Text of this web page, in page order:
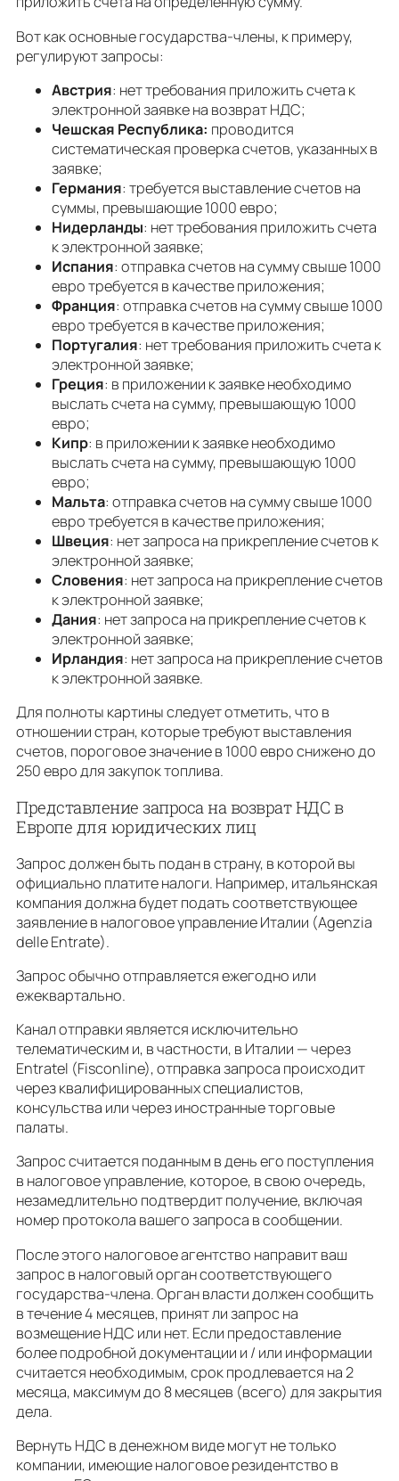
Вот как основные государства-члены, к примеру,
регулируют запросы:
Австрия: нет требования приложить счета к
электронной заявке на возврат НДС;
Чешская Республика: проводится
систематическая проверка счетов, указанных в
заявке;
Германия: требуется выставление счетов на
суммы, превышающие 1000 евро;
Нидерланды: нет требования приложить счета
к электронной заявке;
Испания: отправка счетов на сумму свыше 1000
евро требуется в качестве приложения;
Франция: отправка счетов на сумму свыше 1000
евро требуется в качестве приложения;
Португалия: нет требования приложить счета к
электронной заявке;
Греция: в приложении к заявке необходимо
выслать счета на сумму, превышающую 1000
евро;
Кипр: в приложении к заявке необходимо
выслать счета на сумму, превышающую 1000
евро;
Мальта: отправка счетов на сумму свыше 1000
евро требуется в качестве приложения;
Швеция: нет запроса на прикрепление счетов к
электронной заявке;
Словения: нет запроса на прикрепление счетов
к электронной заявке;
Дания: нет запроса на прикрепление счетов к
электронной заявке;
Ирландия: нет запроса на прикрепление счетов
к электронной заявке.
Для полноты картины следует отметить, что в
отношении стран, которые требуют выставления
счетов, пороговое значение в 1000 евро снижено до
250 евро для закупок топлива.
Представление запроса на возврат НДС в
Европе для юридических лиц
Запрос должен быть подан в страну, в которой вы
официально платите налоги. Например, итальянская
компания должна будет подать соответствующее
заявление в налоговое управление Италии (Agenzia
delle Entrate).
Запрос обычно отправляется ежегодно или
ежеквартально.
Канал отправки является исключительно
телематическим и, в частности, в Италии — через
Entratel (Fisconline), отправка запроса происходит
через квалифицированных специалистов,
консульства или через иностранные торговые
палаты.
Запрос считается поданным в день его поступления
в налоговое управление, которое, в свою очередь,
незамедлительно подтвердит получение, включая
номер протокола вашего запроса в сообщении.
После этого налоговое агентство направит ваш
запрос в налоговый орган соответствующего
государства-члена. Орган власти должен сообщить
в течение 4 месяцев, принят ли запрос на
возмещение НДС или нет. Если предоставление
более подробной документации и / или информации
считается необходимым, срок продлевается на 2
месяца, максимум до 8 месяцев (всего) для закрытия
дела.
Вернуть НДС в денежном виде могут не только
компании, имеющие налоговое резидентство в